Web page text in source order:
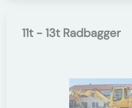
11t - 13t Radbagger